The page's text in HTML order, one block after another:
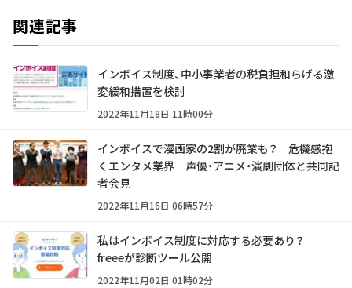
関連記事
インボイス制度、中小事業者の税負担和らげる激
変緩和措置を検討
2022年11月18日 11時00分
インボイスで漫画家の2割が廃業も？ 危機感抱
くエンタメ業界 声優・アニメ・演劇団体と共同記
者会見
2022年11月16日 06時57分
私はインボイス制度に対応する必要あり？
freeeが診断ツール公開
2022年11月02日 01時02分